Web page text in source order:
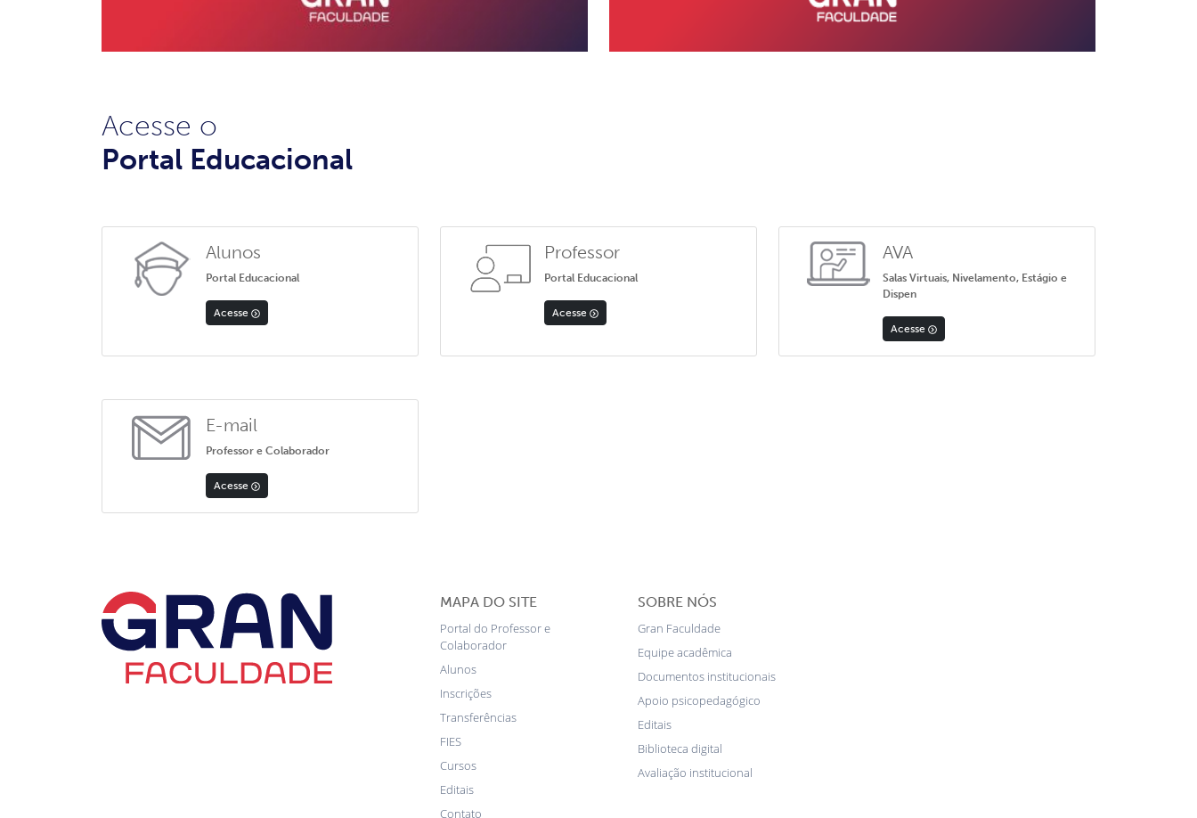
Acesse o
Portal Educacional
Alunos
Portal Educacional
Acesse
Professor
Portal Educacional
Acesse
AVA
Salas Virtuais, Nivelamento, Estágio e
Dispen
Acesse
E-mail
Professor e Colaborador
Acesse
MAPA DO SITE
Portal do Professor e
Colaborador
Alunos
Inscrições
Transferências
FIES
Cursos
Editais
Contato
SOBRE NÓS
Gran Faculdade
Equipe acadêmica
Documentos institucionais
Apoio psicopedagógico
Editais
Biblioteca digital
Avaliação institucional